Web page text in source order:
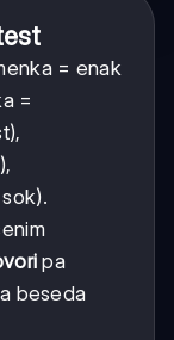
= enak
=
pa
beseda